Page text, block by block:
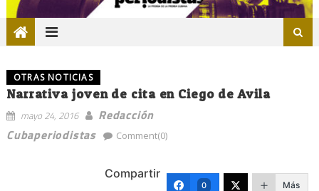
OTRAS NOTICIAS
Narrativa joven de cita en Ciego de Avila
mayo 24, 2016
Redacción
Cubaperiodistas
Comment(0)
Compartir
0 Más